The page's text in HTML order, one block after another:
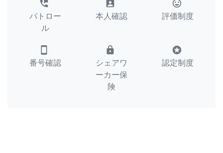
perm_phone_msg
パトロー
ル
assignment_ind
本人確認
tag_faces
評価制度
smartphone
番号確認
lock
シェアワ
ーカー保
険
stars
認定制度